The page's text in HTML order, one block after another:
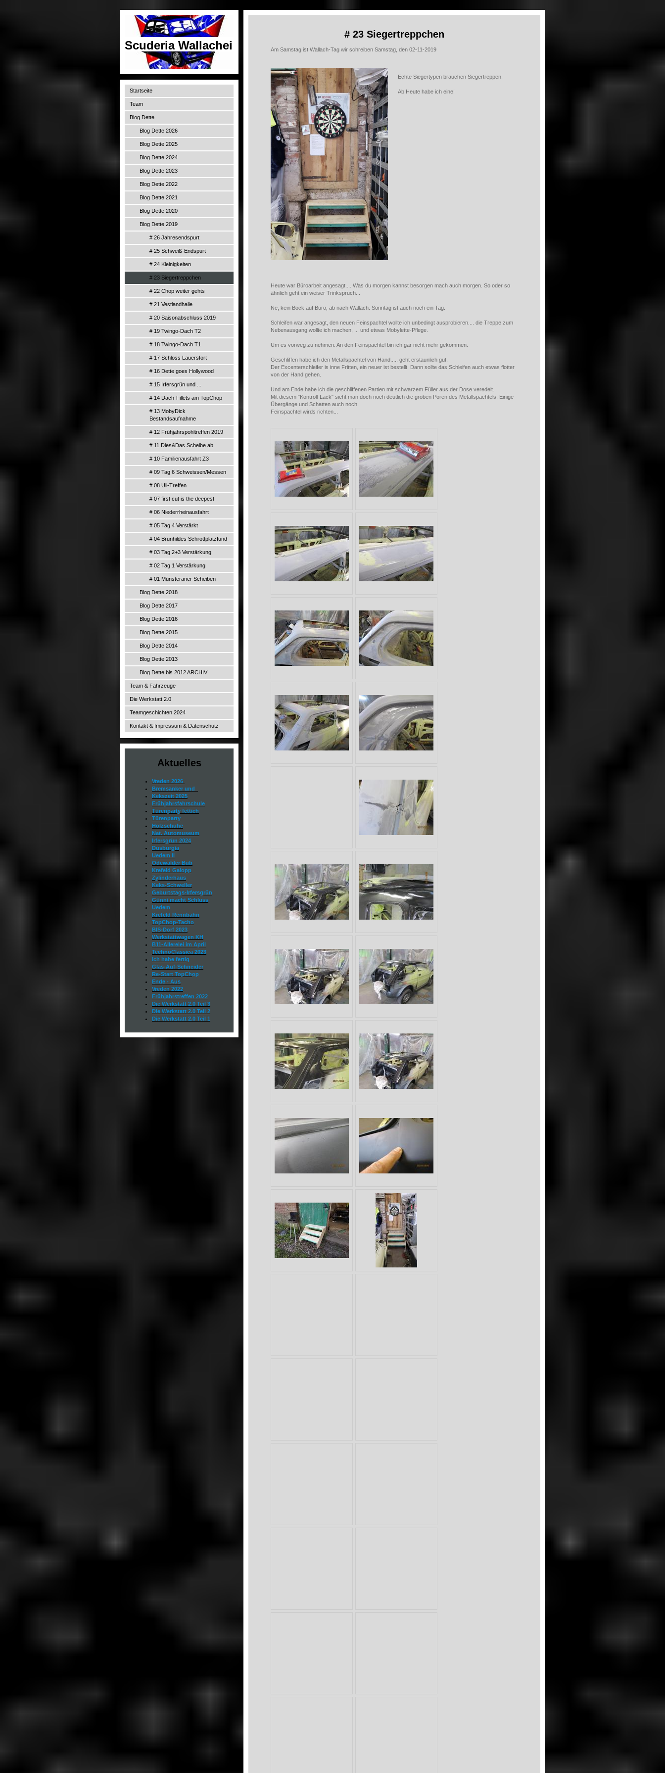
Scuderia Wallachei
Startseite
Team
Blog Dette
Blog Dette 2026
Blog Dette 2025
Blog Dette 2024
Blog Dette 2023
Blog Dette 2022
Blog Dette 2021
Blog Dette 2020
Blog Dette 2019
# 26 Jahresendspurt
# 25 Schweiß-Endspurt
# 24 Kleinigkeiten
# 23 Siegertreppchen
# 22 Chop weiter gehts
# 21 Vestlandhalle
# 20 Saisonabschluss 2019
# 19 Twingo-Dach T2
# 18 Twingo-Dach T1
# 17 Schloss Lauersfort
# 16 Dette goes Hollywood
# 15 Irfersgrün und ...
# 14 Dach-Fillets am TopChop
# 13 MobyDick
Bestandsaufnahme
# 12 Frühjahrspohltreffen 2019
# 11 Dies&Das Scheibe ab
# 10 Familienausfahrt Z3
# 09 Tag 6 Schweissen/Messen
# 08 Uli-Treffen
# 07 first cut is the deepest
# 06 Niederrheinausfahrt
# 05 Tag 4 Verstärkt
# 04 Brunhildes Schrottplatzfund
# 03 Tag 2+3 Verstärkung
# 02 Tag 1 Verstärkung
# 01 Münsteraner Scheiben
Blog Dette 2018
Blog Dette 2017
Blog Dette 2016
Blog Dette 2015
Blog Dette 2014
Blog Dette 2013
Blog Dette bis 2012 ARCHIV
Team & Fahrzeuge
Die Werkstatt 2.0
Teamgeschichten 2024
Kontakt & Impressum & Datenschutz
Aktuelles
Vreden 2026
Bremsanker und
Kekszeit 2025
Frühjahrsfahrschule
Türenparty fettich
Türenparty
Holzschuhe
Nat. Automuseum
Irfersgrün 2024
Dusburgia
Uedem II
Odewälder Bub
Krefeld Galopp
Zylinderhaus
Keks-Schweller
Geburtstags-Irfersgrün
Günni macht Schluss
Uedem
Krefeld Rennbahn
TopChop-Tacho
BIS-Dorf 2023
Werkstattwagen KH
B11-Allerelei im April
TechnoClassica 2023
Ich habe fertig
Glas-Auf-Schneider
Re-Start TopChop
Ende - Aus
Vreden 2022
Frühjahrstreffen 2022
Die Werkstatt 2.0 Teil 3
Die Werkstatt 2.0 Teil 2
Die Werkstatt 2.0 Teil 1
# 23 Siegertreppchen
Am Samstag ist Wallach-Tag wir schreiben Samstag, den 02-11-2019
Echte Siegertypen brauchen Siegertreppen.
Ab Heute habe ich eine!
Heute war Büroarbeit angesagt.... Was du morgen kannst besorgen mach auch morgen. So oder so
ähnlich geht ein weiser Trinkspruch...
Ne, kein Bock auf Büro, ab nach Wallach. Sonntag ist auch noch ein Tag.
Schleifen war angesagt, den neuen Feinspachtel wollte ich unbedingt ausprobieren.... die Treppe zum
Nebenausgang wollte ich machen, ... und etwas Mobylette-Pflege.
Um es vorweg zu nehmen: An den Feinspachtel bin ich gar nicht mehr gekommen.
Geschliffen habe ich den Metallspachtel von Hand..... geht erstaunlich gut.
Der Excenterschleifer is inne Fritten, ein neuer ist bestellt. Dann sollte das Schleifen auch etwas flotter
von der Hand gehen.
Und am Ende habe ich die geschliffenen Partien mit schwarzem Füller aus der Dose veredelt.
Mit diesem "Kontroll-Lack" sieht man doch noch deutlich die groben Poren des Metallspachtels. Einige
Übergänge und Schatten auch noch.
Feinspachtel wirds richten...